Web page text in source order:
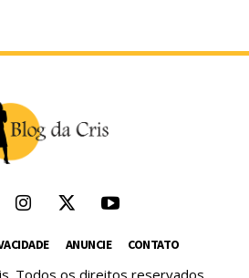
ANUNCIE CONTATO